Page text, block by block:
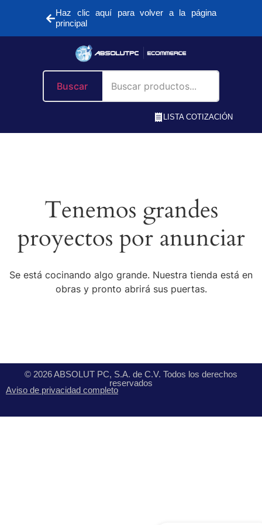
Haz clic aquí para volver a la página
principal
Buscar
LISTA COTIZACIÓN
Tenemos grandes
proyectos por anunciar
Se está cocinando algo grande. Nuestra tienda está en
obras y pronto abrirá sus puertas.
© 2026 ABSOLUT PC, S.A. de C.V. Todos los derechos
reservados
Aviso de privacidad completo